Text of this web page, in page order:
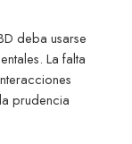
deba usarse
La falta
prudencia